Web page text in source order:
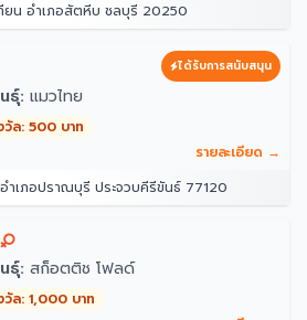
ยน อำเภอสัตหีบ ชลบุรี 20250
ได้รับการสนับสนุน
ธุ์: แมวไทย
วัล: 500 บาท
รายละเอียด →
ำเภอปราณบุรี ประจวบคีรีขันธ์ 77120
ธุ์: สก็อตติช โฟลด์
วัล: 1,000 บาท